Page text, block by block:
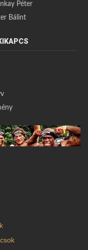
Péter
Bálint